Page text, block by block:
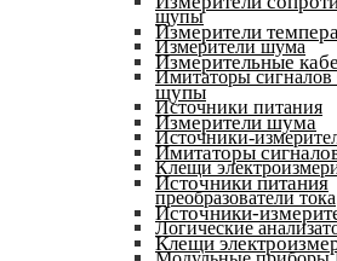
щупы
Измерители шума
Имитаторы
Источники питания
Источники-
Клещи
преобразователи тока
Логические
Измерители
Измерительные
щупы
Измерители шума
Имитаторы
Источники питания
Источники-
Клещи